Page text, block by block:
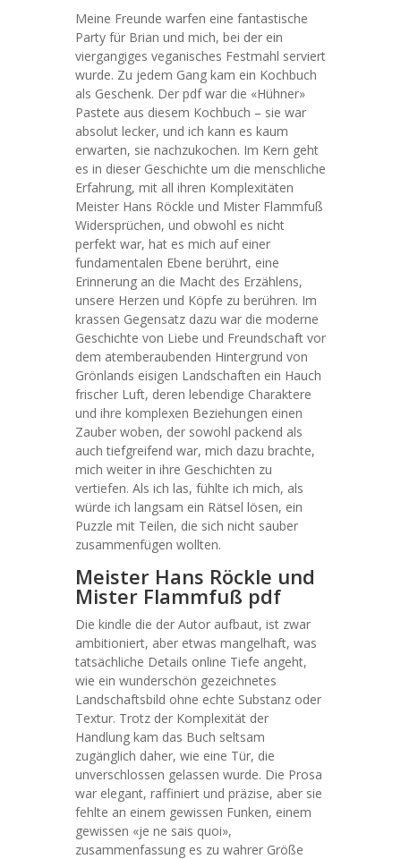
Meine Freunde warfen eine fantastische
Party für Brian und mich, bei der ein
viergangiges veganisches Festmahl serviert
wurde. Zu jedem Gang kam ein Kochbuch
als Geschenk. Der pdf war die «Hühner»
Pastete aus diesem Kochbuch – sie war
absolut lecker, und ich kann es kaum
erwarten, sie nachzukochen. Im Kern geht
es in dieser Geschichte um die menschliche
Erfahrung, mit all ihren Komplexitäten
Meister Hans Röckle und Mister Flammfuß
Widersprüchen, und obwohl es nicht
perfekt war, hat es mich auf einer
fundamentalen Ebene berührt, eine
Erinnerung an die Macht des Erzählens,
unsere Herzen und Köpfe zu berühren. Im
krassen Gegensatz dazu war die moderne
Geschichte von Liebe und Freundschaft vor
dem atemberaubenden Hintergrund von
Grönlands eisigen Landschaften ein Hauch
frischer Luft, deren lebendige Charaktere
und ihre komplexen Beziehungen einen
Zauber woben, der sowohl packend als
auch tiefgreifend war, mich dazu brachte,
mich weiter in ihre Geschichten zu
vertiefen. Als ich las, fühlte ich mich, als
würde ich langsam ein Rätsel lösen, ein
Puzzle mit Teilen, die sich nicht sauber
zusammenfügen wollten.
Meister Hans Röckle und
Mister Flammfuß pdf
Die kindle die der Autor aufbaut, ist zwar
ambitioniert, aber etwas mangelhaft, was
tatsächliche Details online Tiefe angeht,
wie ein wunderschön gezeichnetes
Landschaftsbild ohne echte Substanz oder
Textur. Trotz der Komplexität der
Handlung kam das Buch seltsam
zugänglich daher, wie eine Tür, die
unverschlossen gelassen wurde. Die Prosa
war elegant, raffiniert und präzise, aber sie
fehlte an einem gewissen Funken, einem
gewissen «je ne sais quoi»,
zusammenfassung es zu wahrer Größe